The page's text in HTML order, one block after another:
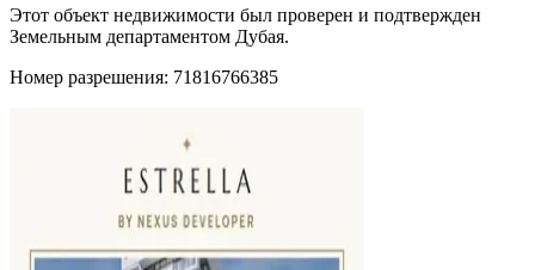
Этот объект недвижимости был проверен и подтвержден
Земельным департаментом Дубая.
Номер разрешения: 71816766385